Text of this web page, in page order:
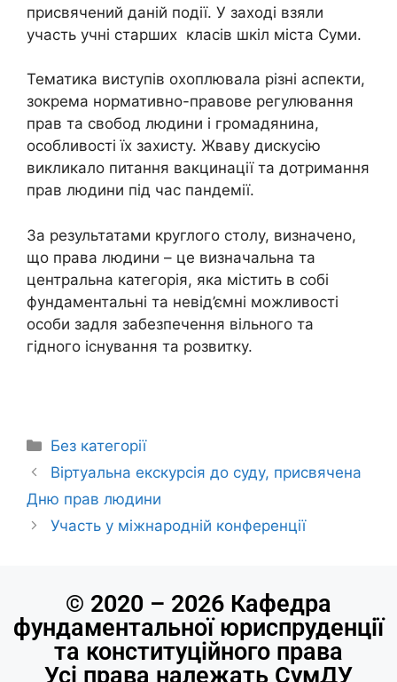
присвячений даній події. У заході взяли
участь учні старших класів шкіл міста Суми.
Тематика виступів охоплювала різні аспекти,
зокрема нормативно-правове регулювання
прав та свобод людини і громадянина,
особливості їх захисту. Жваву дискусію
викликало питання вакцинації та дотримання
прав людини під час пандемії.
За результатами круглого столу, визначено,
що права людини – це визначальна та
центральна категорія, яка містить в собі
фундаментальні та невід’ємні можливості
особи задля забезпечення вільного та
гідного існування та розвитку.
Без категорії
Віртуальна екскурсія до суду, присвячена
Дню прав людини
Участь у міжнародній конференції
© 2020 – 2026 Кафедра
фундаментальної юриспруденції
та конституційного права
Усі права належать СумДУ